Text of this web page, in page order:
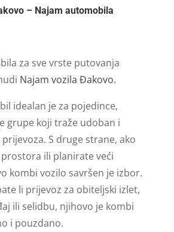
– Najam automobila
za sve vrste putovanja
Najam vozila Đakovo.
idealan je za pojedince,
grupe koji traže udoban i
S druge strane, ako
ili planirate veći
kombi vozilo savršen je izbor.
li prijevoz za obiteljski izlet,
ili selidbu, njihovo je kombi
i pouzdano.